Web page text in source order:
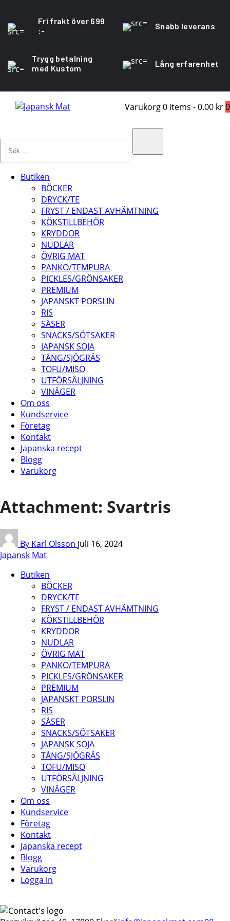
Fri frakt över 699
:-
Snabb leverans
Trygg betalning
med Kustom
Lång erfarenhet
Varukorg0 items -0.00 kr0
Butiken
BÖCKER
DRYCK/TE
FRYST / ENDAST AVHÄMTNING
KÖKSTILLBEHÖR
KRYDDOR
NUDLAR
ÖVRIG MAT
PANKO/TEMPURA
PICKLES/GRÖNSAKER
PREMIUM
JAPANSKT PORSLIN
RIS
SÅSER
SNACKS/SÖTSAKER
JAPANSK SOJA
TÅNG/SJÖGRÄS
TOFU/MISO
UTFÖRSÄLJNING
VINÄGER
Om oss
Kundservice
Företag
Kontakt
Japanska recept
Blogg
Varukorg
Attachment: Svartris
By Karl Olsson juli 16, 2024
Japansk Mat
Butiken
BÖCKER
DRYCK/TE
FRYST / ENDAST AVHÄMTNING
KÖKSTILLBEHÖR
KRYDDOR
NUDLAR
ÖVRIG MAT
PANKO/TEMPURA
PICKLES/GRÖNSAKER
PREMIUM
JAPANSKT PORSLIN
RIS
SÅSER
SNACKS/SÖTSAKER
JAPANSK SOJA
TÅNG/SJÖGRÄS
TOFU/MISO
UTFÖRSÄLJNING
VINÄGER
Om oss
Kundservice
Företag
Kontakt
Japanska recept
Blogg
Varukorg
Logga in